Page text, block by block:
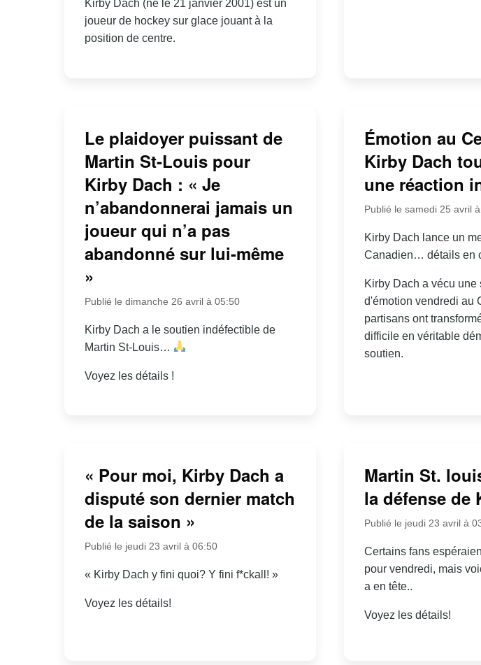
Kirby Dach (né le 21 janvier 2001) est un
joueur de hockey sur glace jouant à la
position de centre.
Le plaidoyer puissant de
Martin St-Louis pour
Kirby Dach : « Je
n’abandonnerai jamais un
joueur qui n’a pas
abandonné sur lui-même
»
Publié le dimanche 26 avril à 05:50
Kirby Dach a le soutien indéfectible de
Martin St-Louis…
Voyez les détails !
Émotion au
Kirby Dach
une réaction
Publié le samedi 25 avril
Kirby Dach lance un
Canadien… détails en
Kirby Dach a vécu une
d'émotion vendredi au
partisans ont
difficile en véritable
soutien.
« Pour moi, Kirby Dach a
disputé son dernier match
de la saison »
Publié le jeudi 23 avril à 06:50
« Kirby Dach y fini quoi? Y fini f*ckall! »
Voyez les détails!
Martin St.
la défense de
Publié le jeudi 23 avril à
Certains fans
pour vendredi, mais
a en tête..
Voyez les détails!